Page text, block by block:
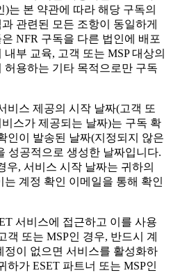
는 본 약관에 따라 해당 구독의
관련된 모든 조항이 동일하게
NFR 구독을 다른 법인에 배포
부 교육, 고객 또는 MSP 대상의
허용하는 기타 목적으로만 구독
비스 제공의 시작 날짜(고객 또
스가 제공되는 날짜)는 구독 확
인이 발송된 날짜(지정되지 않은
성공적으로 생성한 날짜입니다.
우, 서비스 시작 날짜는 귀하의
계정 확인 이메일을 통해 확인
서비스에 접근하고 이를 사용
객 또는 MSP인 경우, 반드시 계
정이 없으면 서비스를 활성화하
하가 ESET 파트너 또는 MSP인